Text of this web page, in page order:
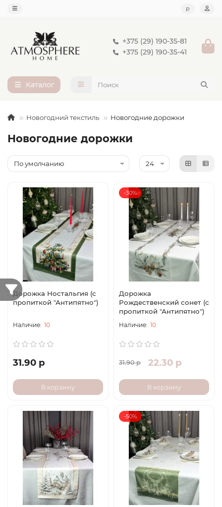
р
+375 (29) 190-35-81
+375 (29) 190-35-41
Каталог
Новогодний текстиль Новогодние дорожки
Новогодние дорожки
Дорожка Ностальгия (с
пропиткой "Антипятно")
10
31.90 р
В корзину
-30%
Дорожка
Рождественский сонет (с
пропиткой "Антипятно")
10
31.90 р 22.30 р
В корзину
-50%